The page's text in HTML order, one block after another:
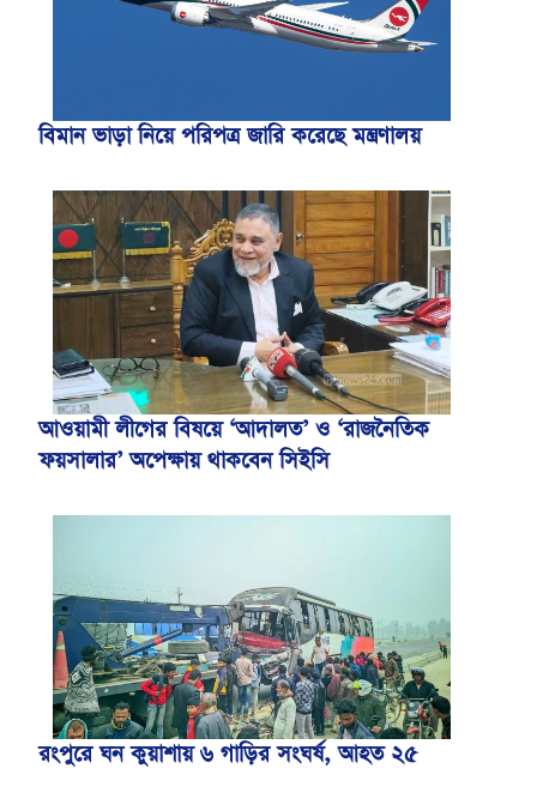
বিমান ভাড়া নিয়ে পরিপত্র জারি করেছে মন্ত্রণালয়
আওয়ামী লীগের বিষয়ে ‘আদালত’ ও ‘রাজনৈতিক
ফয়সালার’ অপেক্ষায় থাকবেন সিইসি
রংপুরে ঘন কুয়াশায় ৬ গাড়ির সংঘর্ষ, আহত ২৫